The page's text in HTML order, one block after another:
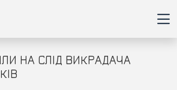
НА СЛІД ВИКРАДАЧА